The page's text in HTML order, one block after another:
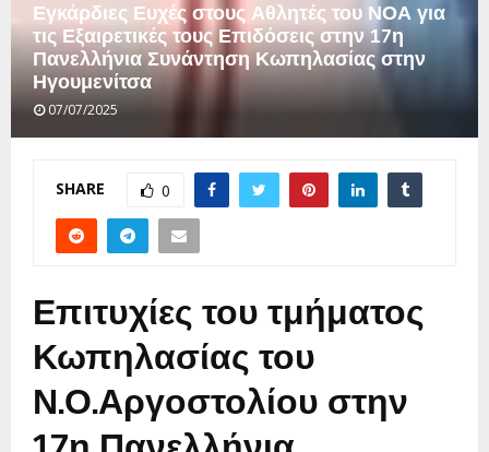
Εγκάρδιες Ευχές στους Αθλητές του ΝΟΑ για
τις Εξαιρετικές τους Επιδόσεις στην 17η
Πανελλήνια Συνάντηση Κωπηλασίας στην
Ηγουμενίτσα
07/07/2025
SHARE 0
Επιτυχίες του τμήματος
Κωπηλασίας του
Ν.Ο.Αργοστολίου στην